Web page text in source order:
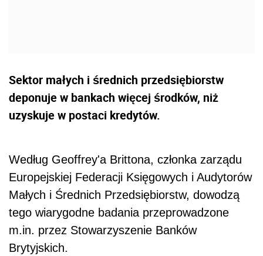
Sektor małych i średnich przedsiębiorstw
deponuje w bankach więcej środków, niż
uzyskuje w postaci kredytów.
Według Geoffrey'a Brittona, członka zarządu
Europejskiej Federacji Księgowych i Audytorów
Małych i Średnich Przedsiębiorstw, dowodzą
tego wiarygodne badania przeprowadzone
m.in. przez Stowarzyszenie Banków
Brytyjskich.